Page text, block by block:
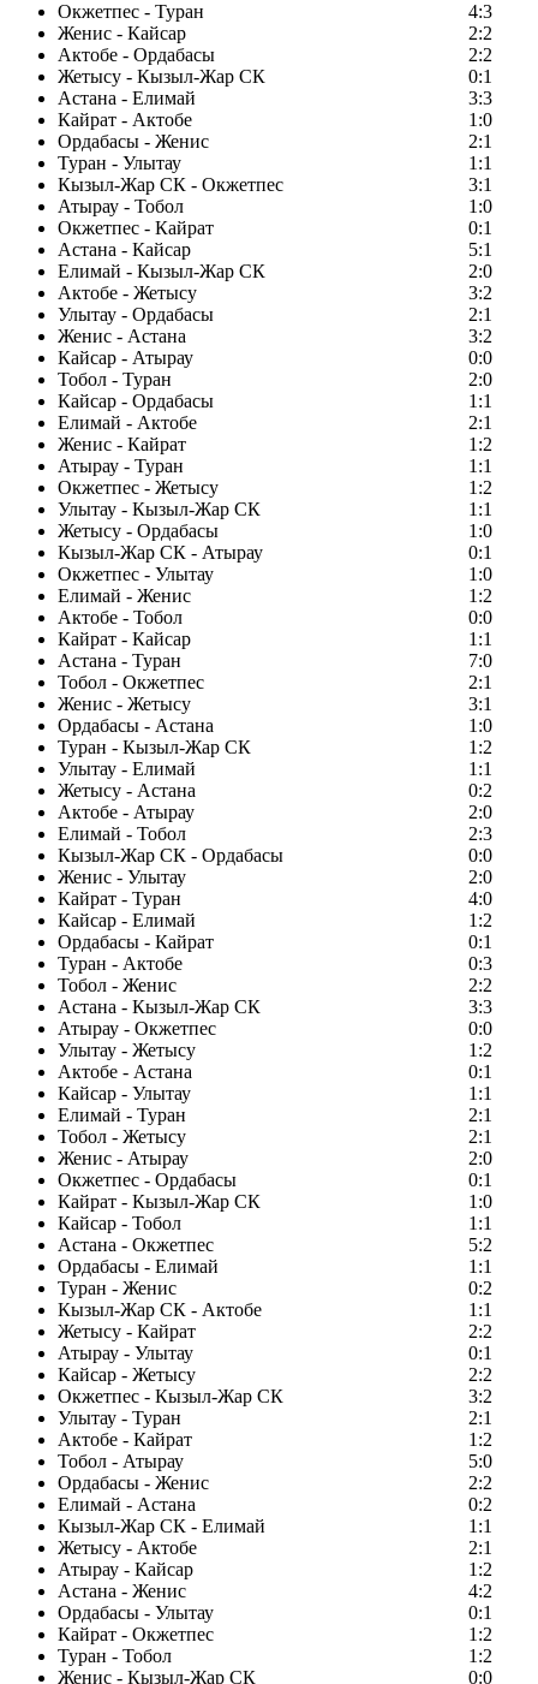
Окжетпес - Туран
4:3
Женис - Кайсар
2:2
Актобе - Ордабасы
2:2
Жетысу - Кызыл-Жар СК
0:1
Астана - Елимай
3:3
Кайрат - Актобе
1:0
Ордабасы - Женис
2:1
Туран - Улытау
1:1
Кызыл-Жар СК - Окжетпес
3:1
Атырау - Тобол
1:0
Окжетпес - Кайрат
0:1
Астана - Кайсар
5:1
Елимай - Кызыл-Жар СК
2:0
Актобе - Жетысу
3:2
Улытау - Ордабасы
2:1
Женис - Астана
3:2
Кайсар - Атырау
0:0
Тобол - Туран
2:0
Кайсар - Ордабасы
1:1
Елимай - Актобе
2:1
Женис - Кайрат
1:2
Атырау - Туран
1:1
Окжетпес - Жетысу
1:2
Улытау - Кызыл-Жар СК
1:1
Жетысу - Ордабасы
1:0
Кызыл-Жар СК - Атырау
0:1
Окжетпес - Улытау
1:0
Елимай - Женис
1:2
Актобе - Тобол
0:0
Кайрат - Кайсар
1:1
Астана - Туран
7:0
Тобол - Окжетпес
2:1
Женис - Жетысу
3:1
Ордабасы - Астана
1:0
Туран - Кызыл-Жар СК
1:2
Улытау - Елимай
1:1
Жетысу - Астана
0:2
Актобе - Атырау
2:0
Елимай - Тобол
2:3
Кызыл-Жар СК - Ордабасы
0:0
Женис - Улытау
2:0
Кайрат - Туран
4:0
Кайсар - Елимай
1:2
Ордабасы - Кайрат
0:1
Туран - Актобе
0:3
Тобол - Женис
2:2
Астана - Кызыл-Жар СК
3:3
Атырау - Окжетпес
0:0
Улытау - Жетысу
1:2
Актобе - Астана
0:1
Кайсар - Улытау
1:1
Елимай - Туран
2:1
Тобол - Жетысу
2:1
Женис - Атырау
2:0
Окжетпес - Ордабасы
0:1
Кайрат - Кызыл-Жар СК
1:0
Кайсар - Тобол
1:1
Астана - Окжетпес
5:2
Ордабасы - Елимай
1:1
Туран - Женис
0:2
Кызыл-Жар СК - Актобе
1:1
Жетысу - Кайрат
2:2
Атырау - Улытау
0:1
Кайсар - Жетысу
2:2
Окжетпес - Кызыл-Жар СК
3:2
Улытау - Туран
2:1
Актобе - Кайрат
1:2
Тобол - Атырау
5:0
Ордабасы - Женис
2:2
Елимай - Астана
0:2
Кызыл-Жар СК - Елимай
1:1
Жетысу - Актобе
2:1
Атырау - Кайсар
1:2
Астана - Женис
4:2
Ордабасы - Улытау
0:1
Кайрат - Окжетпес
1:2
Туран - Тобол
1:2
Женис - Кызыл-Жар СК
0:0